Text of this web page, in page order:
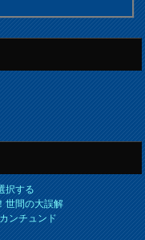
択する
世間の大誤解
ンチュンド